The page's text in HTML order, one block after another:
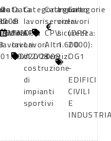
07/2008
Data
di
inizio
lavori:
01/10/2008
Data
di
fine
lavori:
30/12/2008
Categoria
lavori
CPV:
Lavori
di
costruzione
di
impianti
sportivi
Categoria
servizi
CPV:
Altri
servizi
Importo
oneri
sicurezza:
1.600
Categorie
lavori
(DPR
2000):
OG1
-
EDIFICI
CIVILI
E